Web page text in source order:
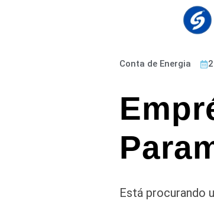
Conta de Energia
Está procurando